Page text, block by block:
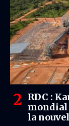
RDC :
mondial
la